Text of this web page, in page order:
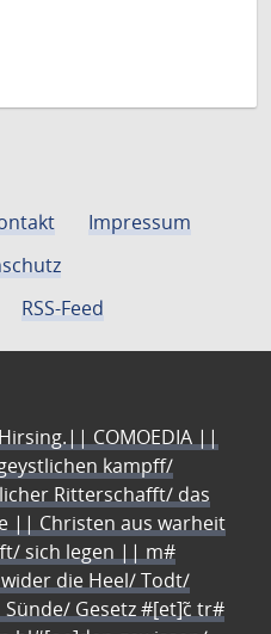
Impressum
RSS-Feed
COMOEDIA ||
kampff/
Ritterschafft/ das
|| Christen aus warheit
sich legen || m#
die Heel/ Todt/
Gesetz #[et]c̃ tr#